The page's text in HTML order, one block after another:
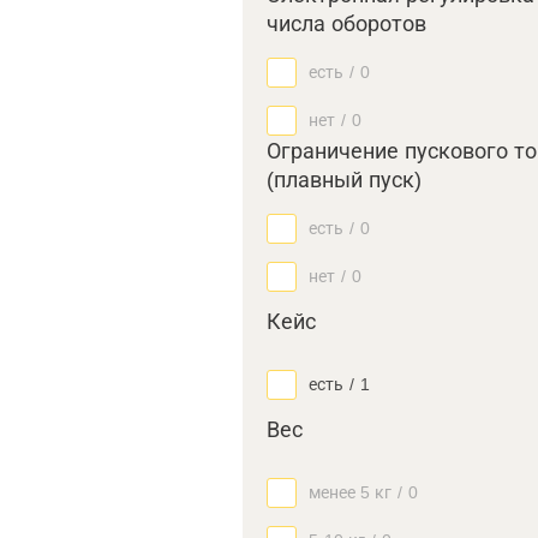
числа оборотов
есть / 0
нет / 0
Ограничение пускового
(плавный пуск)
есть / 0
нет / 0
Кейс
есть / 1
Вес
менее 5 кг / 0